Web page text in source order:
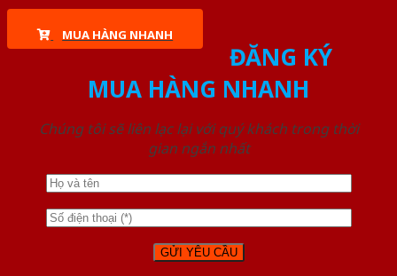
MUA HÀNG NHANH
ĐĂNG KÝ
MUA HÀNG NHANH
Chúng tôi sẽ liên lạc lại với quý khách trong thời
gian ngắn nhất